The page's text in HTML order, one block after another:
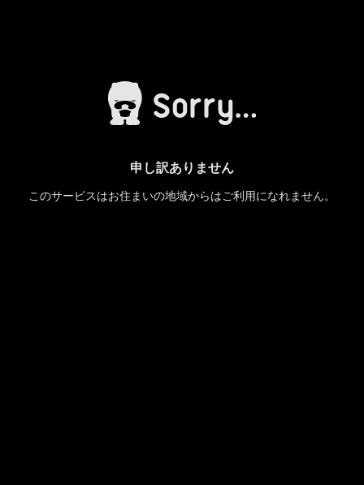
申し訳ありません
このサービスはお住まいの地域からはご利用になれません。